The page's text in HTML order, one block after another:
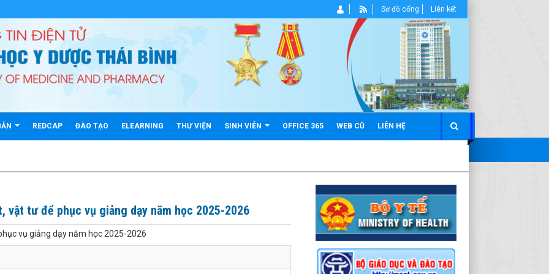
REDCAP ĐÀO TẠO ELEARNING THƯ VIỆN SINH VIÊN OFFICE 365 WEB CŨ LIÊN HỆ
Sơ đồ cổng Liên kết
vật tư để phục vụ giảng dạy năm học 2025-2026
vụ giảng dạy năm học 2025-2026